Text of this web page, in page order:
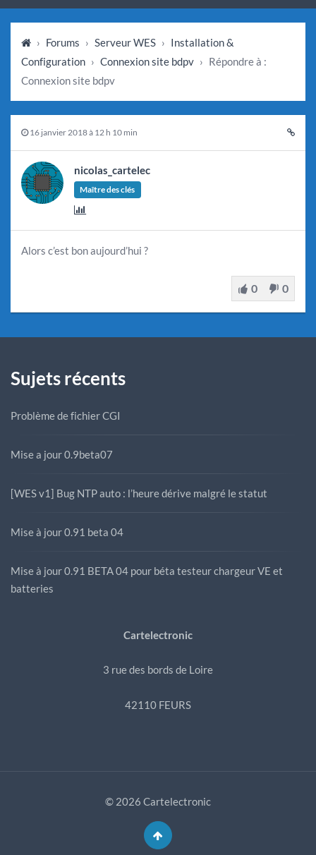
› Forums › Serveur WES › Installation &
Configuration › Connexion site bdpv › Répondre à :
Connexion site bdpv
16 janvier 2018 à 12 h 10 min
nicolas_cartelec
Maître des clés
Alors c’est bon aujourd’hui ?
0 0
Sujets récents
Problème de fichier CGI
Mise a jour 0.9beta07
[WES v1] Bug NTP auto : l’heure dérive malgré le statut
Mise à jour 0.91 beta 04
Mise à jour 0.91 BETA 04 pour béta testeur chargeur VE et
batteries
Cartelectronic
3 rue des bords de Loire
42110 FEURS
© 2026 Cartelectronic